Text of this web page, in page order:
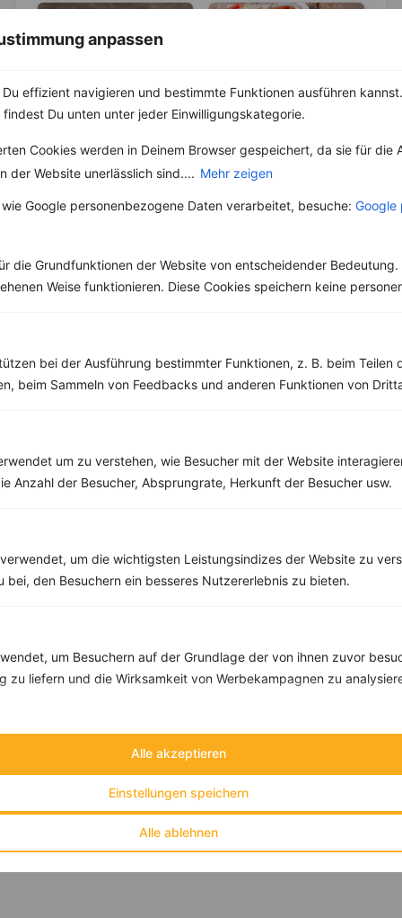
anpassen
effizient navigieren und bestimmte Funktionen ausführen
Du unten unter jeder Einwilligungskategorie.
Cookies werden in Deinem Browser gespeichert, da sie für die
der Website unerlässlich sind.... Mehr zeigen
Google personenbezogene Daten verarbeitet, besuche: Google
die Grundfunktionen der Website von entscheidender Bedeutung.
Weise funktionieren. Diese Cookies speichern keine
bei der Ausführung bestimmter Funktionen, z. B. beim Teilen
beim Sammeln von Feedbacks und anderen Funktionen von
um zu verstehen, wie Besucher mit der Website
Anzahl der Besucher, Absprungrate, Herkunft der Besucher usw.
um die wichtigsten Leistungsindizes der Website zu
bei, den Besuchern ein besseres Nutzererlebnis zu bieten.
um Besuchern auf der Grundlage der von ihnen zuvor
zu liefern und die Wirksamkeit von Werbekampagnen zu
Alle ablehnen
Einstellungen speichern
Alle akzeptieren
LEBENSMITTEL
Sind Zitronen
sauer oder
zu 100 % auch schon
gehört....
KRÄUTER & GEWÜRZE
Ajvar –
Orientalischer
aus Paprika
hat ihren Ursprung im
südeuropäischen
Ländern...
Weitere Vegetarische Rezepte
Knusperflocken mit Erdbeeren, Blaubeeren und Sesam
Rezepte mit 400 bis 500 kcal
Rezepte
‹ ›
Quinoa Bowl mit schwarzen Bohnen, Mais und Paprika
Eiweiß:18 g